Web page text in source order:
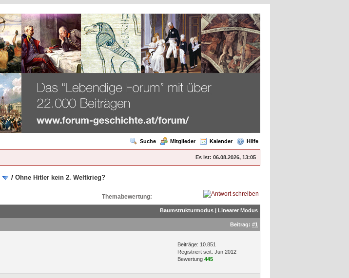
Suche Mitglieder Kalender Hilfe
Es ist: 06.08.2026, 13:05
/ Ohne Hitler kein 2. Weltkrieg?
Themabewertung:
Baumstrukturmodus | Linearer Modus
Beitrag: #1
Beiträge: 10.851
Registriert seit: Jun 2012
Bewertung 445